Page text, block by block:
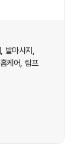
발마사지
홈케어 림프